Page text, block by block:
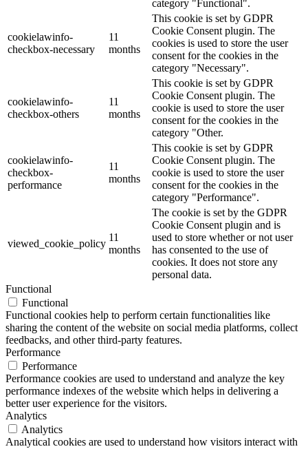
category "Functional".
cookielawinfo-
checkbox-necessary
11
months
This cookie is set by GDPR
Cookie Consent plugin. The
cookies is used to store the user
consent for the cookies in the
category "Necessary".
cookielawinfo-
checkbox-others
11
months
This cookie is set by GDPR
Cookie Consent plugin. The
cookie is used to store the user
consent for the cookies in the
category "Other.
cookielawinfo-
checkbox-
performance
11
months
This cookie is set by GDPR
Cookie Consent plugin. The
cookie is used to store the user
consent for the cookies in the
category "Performance".
viewed_cookie_policy
11
months
The cookie is set by the GDPR
Cookie Consent plugin and is
used to store whether or not user
has consented to the use of
cookies. It does not store any
personal data.
Functional
Functional
Functional cookies help to perform certain functionalities like
sharing the content of the website on social media platforms, collect
feedbacks, and other third-party features.
Performance
Performance
Performance cookies are used to understand and analyze the key
performance indexes of the website which helps in delivering a
better user experience for the visitors.
Analytics
Analytics
Analytical cookies are used to understand how visitors interact with